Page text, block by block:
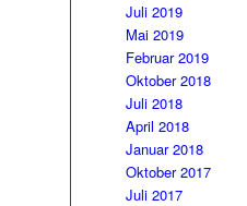
Juli 2019
Mai 2019
Februar 2019
Oktober 2018
Juli 2018
April 2018
Januar 2018
Oktober 2017
Juli 2017